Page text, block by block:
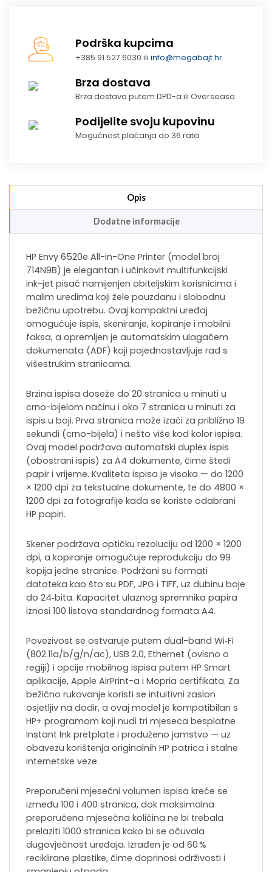
Podrška kupcima
+385 91 527 6030 iliinfo@megabajt.hr
Brza dostava
Brza dostava putem DPD-a ili Overseasa
Podijelite svoju kupovinu
Mogućnost plaćanja do 36 rata
Opis
Dodatne informacije
HP Envy 6520e All-in-One Printer (model broj
714N9B) je elegantan i učinkovit multifunkcijski
ink-jet pisač namijenjen obiteljskim korisnicima i
malim uredima koji žele pouzdanu i slobodnu
bežičnu upotrebu. Ovaj kompaktni uređaj
omogućuje ispis, skeniranje, kopiranje i mobilni
faksa, a opremljen je automatskim ulagačem
dokumenata (ADF) koji pojednostavljuje rad s
višestrukim stranicama.
Brzina ispisa doseže do 20 stranica u minuti u
crno-bijelom načinu i oko 7 stranica u minuti za
ispis u boji. Prva stranica može izaći za približno 19
sekundi (crno-bijela) i nešto više kod kolor ispisa.
Ovaj model podržava automatski duplex ispis
(obostrani ispis) za A4 dokumente, čime štedi
papir i vrijeme. Kvaliteta ispisa je visoka — do 1200
× 1200 dpi za tekstualne dokumente, te do 4800 ×
1200 dpi za fotografije kada se koriste odabrani
HP papiri.
Skener podržava optičku rezoluciju od 1200 × 1200
dpi, a kopiranje omogućuje reprodukciju do 99
kopija jedne stranice. Podržani su formati
datoteka kao što su PDF, JPG i TIFF, uz dubinu boje
do 24‑bita. Kapacitet ulaznog spremnika papira
iznosi 100 listova standardnog formata A4.
Povezivost se ostvaruje putem dual-band Wi‑Fi
(802.11a/b/g/n/ac), USB 2.0, Ethernet (ovisno o
regiji) i opcije mobilnog ispisa putem HP Smart
aplikacije, Apple AirPrint-a i Mopria certifikata. Za
bežično rukovanje koristi se intuitivni zaslon
osjetljiv na dodir, a ovaj model je kompatibilan s
HP+ programom koji nudi tri mjeseca besplatne
Instant Ink pretplate i produženo jamstvo — uz
obavezu korištenja originalnih HP patrica i stalne
internetske veze.
Preporučeni mjesečni volumen ispisa kreće se
između 100 i 400 stranica, dok maksimalna
preporučena mjesečna količina ne bi trebala
prelaziti 1000 stranica kako bi se očuvala
dugovječnost uređaja. Izrađen je od 60 %
reciklirane plastike, čime doprinosi održivosti i